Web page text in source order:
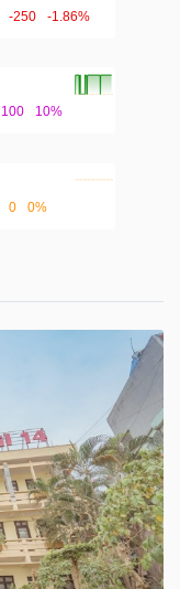
-250 -1.86%
100 10%
0 0%